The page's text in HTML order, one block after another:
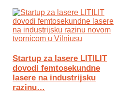
Startup za lasere LITILIT
dovodi femtosekundne
lasere na industrijsku
razinu…